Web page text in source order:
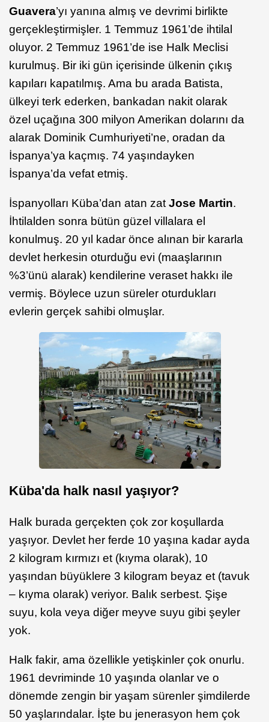
Guavera’yı yanına almış ve devrimi birlikte
gerçekleştirmişler. 1 Temmuz 1961’de ihtilal
oluyor. 2 Temmuz 1961’de ise Halk Meclisi
kurulmuş. Bir iki gün içerisinde ülkenin çıkış
kapıları kapatılmış. Ama bu arada Batista,
ülkeyi terk ederken, bankadan nakit olarak
özel uçağına 300 milyon Amerikan dolarını da
alarak Dominik Cumhuriyeti’ne, oradan da
İspanya’ya kaçmış. 74 yaşındayken
İspanya’da vefat etmiş.
İspanyolları Küba’dan atan zat Jose Martin.
İhtilalden sonra bütün güzel villalara el
konulmuş. 20 yıl kadar önce alınan bir kararla
devlet herkesin oturduğu evi (maaşlarının
%3’ünü alarak) kendilerine veraset hakkı ile
vermiş. Böylece uzun süreler oturdukları
evlerin gerçek sahibi olmuşlar.
Küba'da halk nasıl yaşıyor?
Halk burada gerçekten çok zor koşullarda
yaşıyor. Devlet her ferde 10 yaşına kadar ayda
2 kilogram kırmızı et (kıyma olarak), 10
yaşından büyüklere 3 kilogram beyaz et (tavuk
– kıyma olarak) veriyor. Balık serbest. Şişe
suyu, kola veya diğer meyve suyu gibi şeyler
yok.
Halk fakir, ama özellikle yetişkinler çok onurlu.
1961 devriminde 10 yaşında olanlar ve o
dönemde zengin bir yaşam sürenler şimdilerde
50 yaşlarındalar. İşte bu jenerasyon hem çok